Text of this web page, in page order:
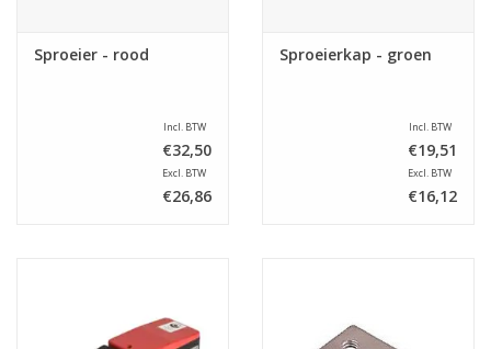
Sproeier - rood
Incl. BTW
€32,50
Excl. BTW
€26,86
Sproeierkap - groen
Incl. BTW
€19,51
Excl. BTW
€16,12